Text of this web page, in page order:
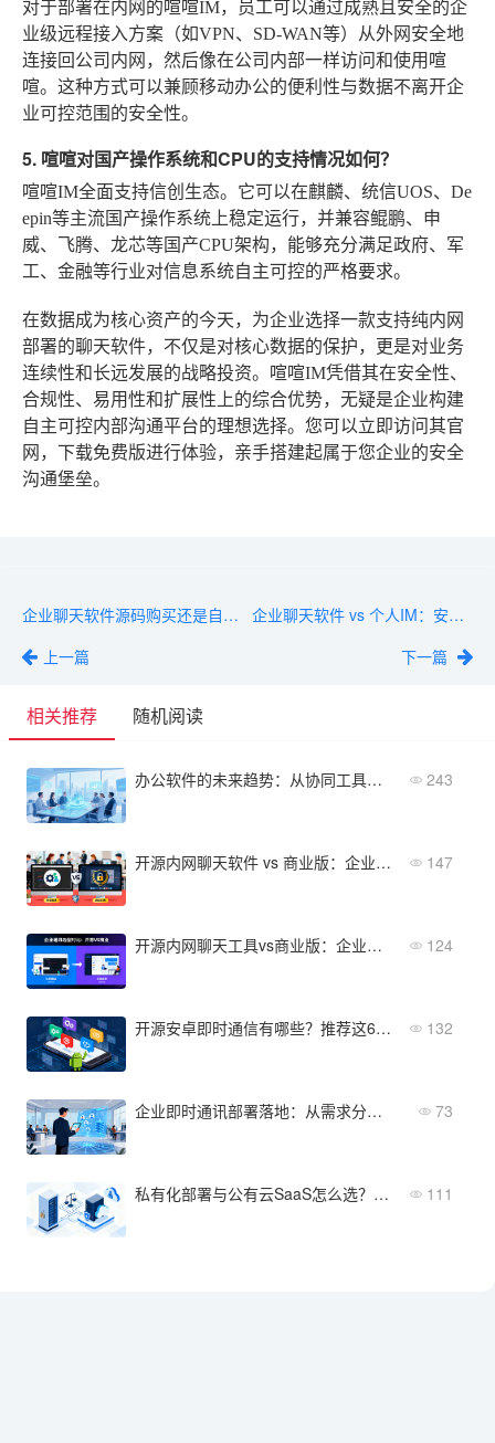
对于部署在内网的喧喧IM，员工可以通过成熟且安全的企
业级远程接入方案（如VPN、SD-WAN等）从外网安全地
连接回公司内网，然后像在公司内部一样访问和使用喧
喧。这种方式可以兼顾移动办公的便利性与数据不离开企
业可控范围的安全性。
5. 喧喧对国产操作系统和CPU的支持情况如何？
喧喧IM全面支持信创生态。它可以在麒麟、统信UOS、De
epin等主流国产操作系统上稳定运行，并兼容鲲鹏、申
威、飞腾、龙芯等国产CPU架构，能够充分满足政府、军
工、金融等行业对信息系统自主可控的严格要求。
在数据成为核心资产的今天，为企业选择一款支持纯内网
部署的聊天软件，不仅是对核心数据的保护，更是对业务
连续性和长远发展的战略投资。喧喧IM凭借其在安全性、
合规性、易用性和扩展性上的综合优势，无疑是企业构建
自主可控内部沟通平台的理想选择。您可以立即访问其官
网，下载免费版进行体验，亲手搭建起属于您企业的安全
沟通堡垒。
企业聊天软件源码购买还是自己开发？成本对比（通用分析）
上一篇
企业聊天软件 vs 个人IM：安全、管理、集成全方位对比
下一篇
相关推荐 随机阅读
办公软件的未来趋势：从协同工具到智能业务平台 243
开源内网聊天软件 vs 商业版：企业选型对比分析 147
开源内网聊天工具vs商业版：企业如何选择？ 124
开源安卓即时通信有哪些？推荐这6个活跃开源项目 132
企业即时通讯部署落地：从需求分析到上线的5个关键步骤 73
私有化部署与公有云SaaS怎么选？适用场景与成本对比 111